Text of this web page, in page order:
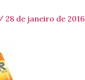
/ 28 de janeiro de 2016